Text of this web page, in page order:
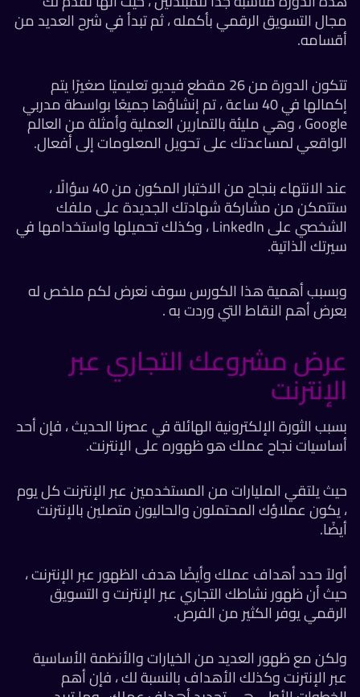
مجال التسويق الرقمي بأكمله ، ثم تبدأ في شرح العديد من
أقسامه.
تتكون الدورة من 26 مقطع فيديو تعليميًا صغيرًا يتم
إكمالها في 40 ساعة ، تم إنشاؤها جميعًا بواسطة مدربي
Google ، وهي مليئة بالتمارين العملية وأمثلة من العالم
الواقعي لمساعدتك على تحويل المعلومات إلى أفعال.
عند الانتهاء بنجاح من الاختبار المكون من 40 سؤالًا ،
ستتمكن من مشاركة شهادتك الجديدة على ملفك
الشخصي على LinkedIn ، وكذلك تحميلها واستخدامها في
سيرتك الذاتية.
وبسبب أهمية هذا الكورس سوف نعرض لكم ملخص له
بعرض أهم النقاط التي وردت به .
عرض مشروعك التجاري عبر
الإنترنت
بسبب الثورة الإلكترونية الهائلة في عصرنا الحديث ، فإن أحد
أساسيات نجاح عملك هو ظهوره على الإنترنت.
حيث يلتقي المليارات من المستخدمين عبر الإنترنت كل يوم
، يكون عملاؤك المحتملون والحاليون متصلين بالإنترنت
أيضًا.
أولاً حدد أهداف عملك وأيضًا هدف الظهور عبر الإنترنت ،
حيث أن ظهور نشاطك التجاري عبر الإنترنت و التسويق
الرقمي يوفر الكثير من الفرص.
ولكن مع ظهور العديد من الخيارات والأنظمة الأساسية
عبر الإنترنت وكذلك الأهداف بالنسبة لك ، فإن أهم